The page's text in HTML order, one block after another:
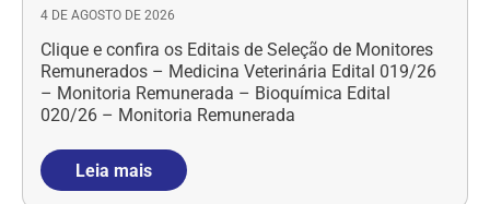
4 DE AGOSTO DE 2026
Clique e confira os Editais de Seleção de Monitores
Remunerados – Medicina Veterinária Edital 019/26
– Monitoria Remunerada – Bioquímica Edital
020/26 – Monitoria Remunerada
Leia mais